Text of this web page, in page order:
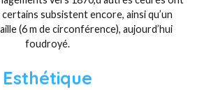
subsistent encore, ainsi qu’un
(6 m de circonférence), aujourd’hui
foudroyé.
Esthétique